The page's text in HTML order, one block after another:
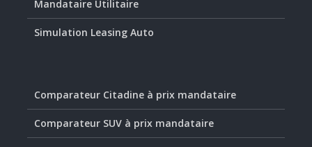
Mandataire Utilitaire
Simulation Leasing Auto
Comparateur Citadine à prix mandataire
Comparateur SUV à prix mandataire